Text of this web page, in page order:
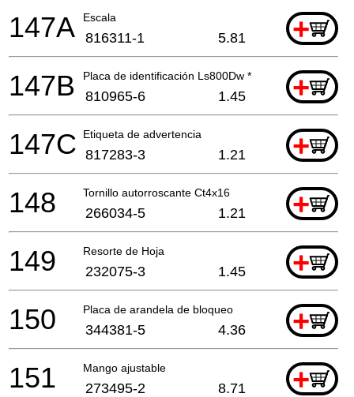
Escala +
147A 816311-1 5.81
Placa de identificación Ls800Dw * +
147B 810965-6 1.45
Etiqueta de advertencia +
147C 817283-3 1.21
Tornillo autorroscante Ct4x16 +
148 266034-5 1.21
Resorte de Hoja +
149 232075-3 1.45
Placa de arandela de bloqueo +
150 344381-5 4.36
Mango ajustable +
151 273495-2 8.71